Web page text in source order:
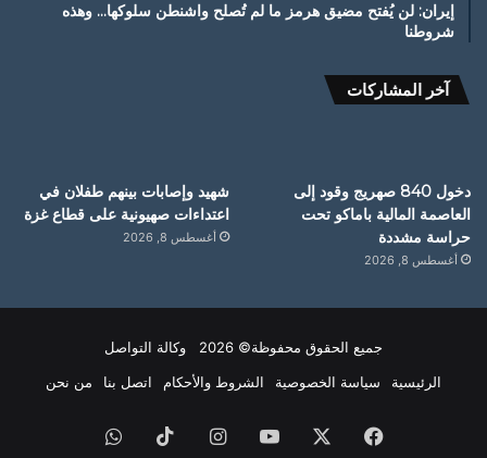
إيران: لن يُفتح مضيق هرمز ما لم تُصلح واشنطن سلوكها… وهذه
شروطنا
آخر المشاركات
دخول 840 صهريج وقود إلى
العاصمة المالية باماكو تحت
حراسة مشددة
أغسطس 8, 2026
شهيد وإصابات بينهم طفلان في
اعتداءات صهيونية على قطاع غزة
أغسطس 8, 2026
جميع الحقوق محفوظة© 2026 وكالة التواصل
الرئيسية
سياسة الخصوصية الشروط والأحكام اتصل بنا من نحن
فيسبوك يوتيوبانستقرام ‫TikTokواتساب